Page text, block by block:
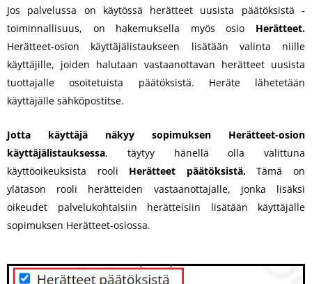
Jos palvelussa on käytössä herätteet uusista päätöksistä -
toiminnallisuus, on hakemuksella myös osio Herätteet.
Herätteet-osion käyttäjälistaukseen lisätään valinta niille
käyttäjille, joiden halutaan vastaanottavan herätteet uusista
tuottajalle osoitetuista päätöksistä. Heräte lähetetään
käyttäjälle sähköpostitse.
Jotta käyttäjä näkyy sopimuksen Herätteet-osion
käyttäjälistauksessa, täytyy hänellä olla valittuna
käyttöoikeuksista rooli Herätteet päätöksistä.Tämä on
ylätason rooli herätteiden vastaanottajalle, jonka lisäksi
oikeudet palvelukohtaisiin herätteisiin lisätään käyttäjälle
sopimuksen Herätteet-osiossa.